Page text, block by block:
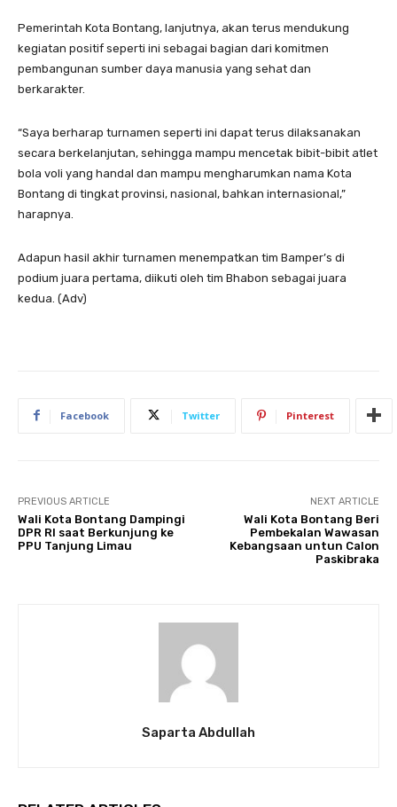
Pemerintah Kota Bontang, lanjutnya, akan terus mendukung
kegiatan positif seperti ini sebagai bagian dari komitmen
pembangunan sumber daya manusia yang sehat dan
berkarakter.
“Saya berharap turnamen seperti ini dapat terus dilaksanakan
secara berkelanjutan, sehingga mampu mencetak bibit-bibit atlet
bola voli yang handal dan mampu mengharumkan nama Kota
Bontang di tingkat provinsi, nasional, bahkan internasional,”
harapnya.
Adapun hasil akhir turnamen menempatkan tim Bamper’s di
podium juara pertama, diikuti oleh tim Bhabon sebagai juara
kedua. (Adv)
Facebook Twitter Pinterest
PREVIOUS ARTICLE
Wali Kota Bontang Dampingi
DPR RI saat Berkunjung ke
PPU Tanjung Limau
NEXT ARTICLE
Wali Kota Bontang Beri
Pembekalan Wawasan
Kebangsaan untun Calon
Paskibraka
Saparta Abdullah